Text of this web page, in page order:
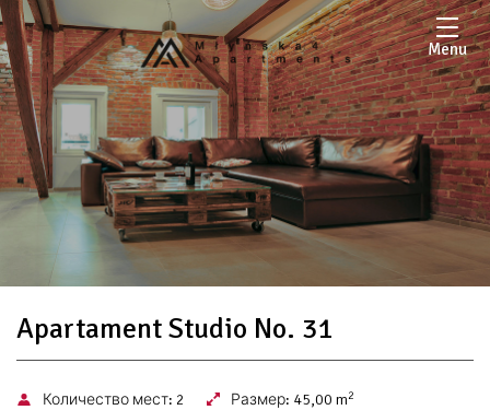
Menu
Apartament Studio No. 31
Количество мест: 2 Размер: 45,00 m2